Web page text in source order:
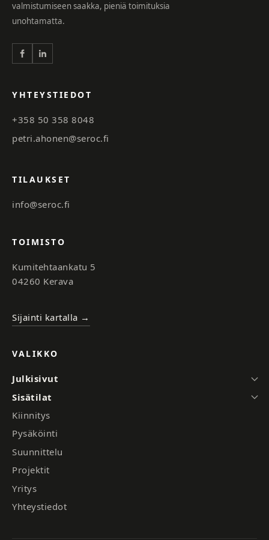
valmistumiseen saakka, pieniä toimituksia
unohtamatta.
YHTEYSTIEDOT
+358 50 358 8048
petri.ahonen@seroc.fi
TILAUKSET
info@seroc.fi
TOIMISTO
Kumitehtaankatu 5
04260 Kerava
Sijainti kartalla →
VALIKKO
Julkisivut
Sisätilat
Kiinnitys
Pysäköinti
Suunnittelu
Projektit
Yritys
Yhteystiedot